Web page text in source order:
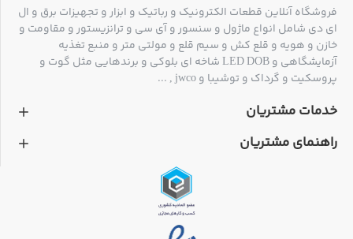
فروشگاه آنلاین قطعات الکترونیک و رباتیک و ابزار و تجهیزات برق و ال
ای دی شامل انواع ماژول و سنسور و آی سی و ترانزیستور و مقاومت و
خازن و هویه و قلع کش و سیم قلع و مولتی متر و منبع تغذیه
آزمایشگاهی و LED DOB شاخه ای بلوکی و برندهایی مثل گوت و
پروسکیت و گرداک و توشیبا و jwco , ...
خدمات مشتریان
راهنمای مشتریان